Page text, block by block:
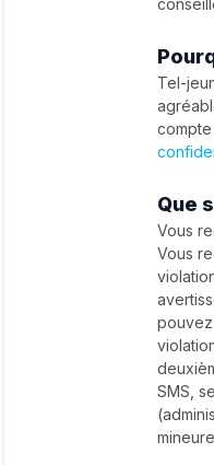
Tel-
Que
Vous
Vous
SMS,